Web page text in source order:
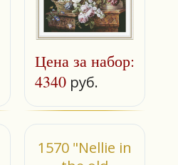
Цена за набор:
4340 руб.
1570 "Nellie in